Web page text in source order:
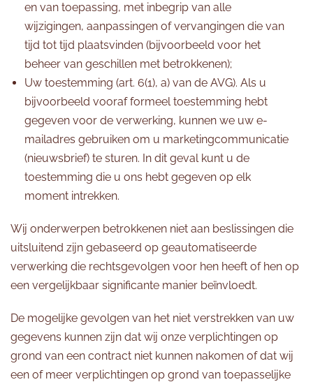
en van toepassing, met inbegrip van alle
wijzigingen, aanpassingen of vervangingen die van
tijd tot tijd plaatsvinden (bijvoorbeeld voor het
beheer van geschillen met betrokkenen);
Uw toestemming (art. 6(1), a) van de AVG). Als u
bijvoorbeeld vooraf formeel toestemming hebt
gegeven voor de verwerking, kunnen we uw e-
mailadres gebruiken om u marketingcommunicatie
(nieuwsbrief) te sturen. In dit geval kunt u de
toestemming die u ons hebt gegeven op elk
moment intrekken.
Wij onderwerpen betrokkenen niet aan beslissingen die
uitsluitend zijn gebaseerd op geautomatiseerde
verwerking die rechtsgevolgen voor hen heeft of hen op
een vergelijkbaar significante manier beïnvloedt.
De mogelijke gevolgen van het niet verstrekken van uw
gegevens kunnen zijn dat wij onze verplichtingen op
grond van een contract niet kunnen nakomen of dat wij
een of meer verplichtingen op grond van toepasselijke